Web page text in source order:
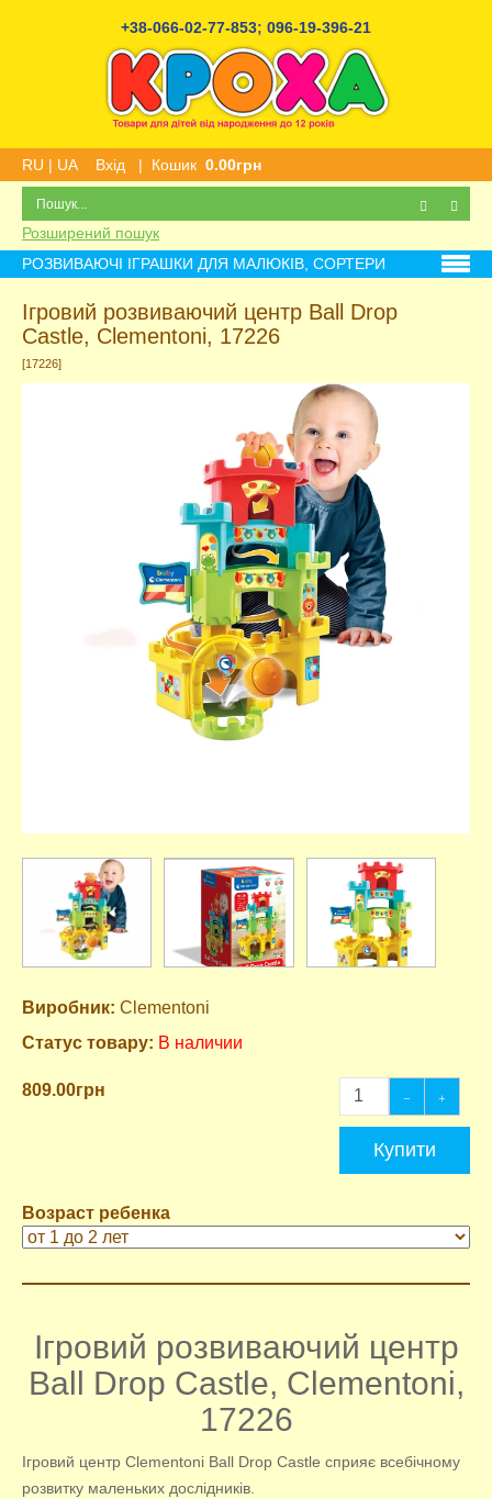
+38-066-02-77-853; 096-19-396-21
RU | UA Вхід | Кошик 0.00грн
Розширений пошук
РОЗВИВАЮЧІ ІГРАШКИ ДЛЯ МАЛЮКІВ, СОРТЕРИ
Ігровий розвиваючий центр Ball Drop
Castle, Clementoni, 17226
[17226]
Виробник: Clementoni
Статус товару: В наличии
809.00грн
Купити
Возраст ребенка
Ігровий розвиваючий центр
Ball Drop Castle, Clementoni,
17226
Ігровий центр Clementoni Ball Drop Castle сприяє всебічному
розвитку маленьких дослідників.